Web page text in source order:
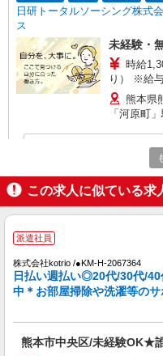
日研トータルソーシング株式
ス
未経験・
時給
り） ※
熊本県
「河原町
ら通いや
び下さい
アルバイト パート 派遣社員 紹
ス
給1,320円
円〜 ◆初
護福祉士：時給1,400
熊本県
菊池線「
もOK！（規定あり） ★
自宅から通
をお選び
キープ
この求人に似ている求
派遣社員
株式会社kotrio /●KM-H-2067364
日払い週払い◎20代/30代/
中＊お部屋掃除や洗濯等のサ
熊本市中央区/未経験OK★